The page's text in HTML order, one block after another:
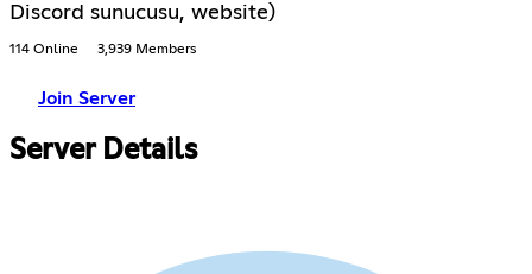
Discord sunucusu, website)
114 Online 3,939 Members
Join Server
Server Details